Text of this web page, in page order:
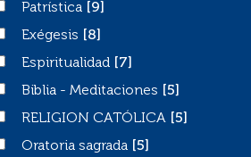
Patrística
[9]
Exégesis
[8]
Espiritualidad
[7]
- Meditaciones
Biblia - Meditaciones
[5]
CATÓLICA
RELIGION CATÓLICA
[5]
sagrada
Oratoria sagrada [5]